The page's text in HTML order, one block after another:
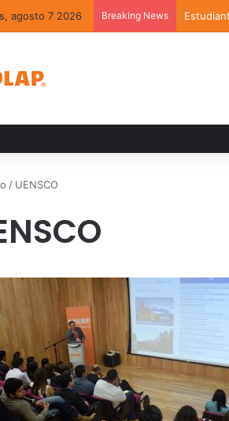
agosto 7 2026 Breaking News
/ UENSCO